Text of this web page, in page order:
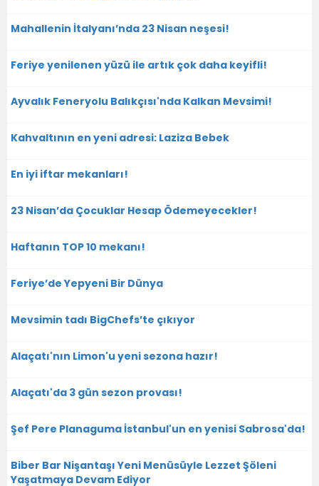
Mahallenin İtalyanı’nda 23 Nisan neşesi!
Feriye yenilenen yüzü ile artık çok daha keyifli!
Ayvalık Feneryolu Balıkçısı'nda Kalkan Mevsimi!
Kahvaltının en yeni adresi: Laziza Bebek
En iyi iftar mekanları!
23 Nisan’da Çocuklar Hesap Ödemeyecekler!
Haftanın TOP 10 mekanı!
Feriye’de Yepyeni Bir Dünya
Mevsimin tadı BigChefs’te çıkıyor
Alaçatı'nın Limon'u yeni sezona hazır!
Alaçatı'da 3 gün sezon provası!
Şef Pere Planaguma İstanbul'un en yenisi Sabrosa'da!
Biber Bar Nişantaşı Yeni Menüsüyle Lezzet Şöleni
Yaşatmaya Devam Ediyor